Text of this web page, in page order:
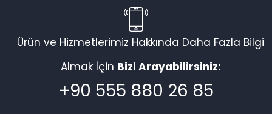
Ürün ve Hizmetlerimiz Hakkında Daha Fazla Bilgi
Almak İçin Bizi Arayabilirsiniz:
+90 555 880 26 85